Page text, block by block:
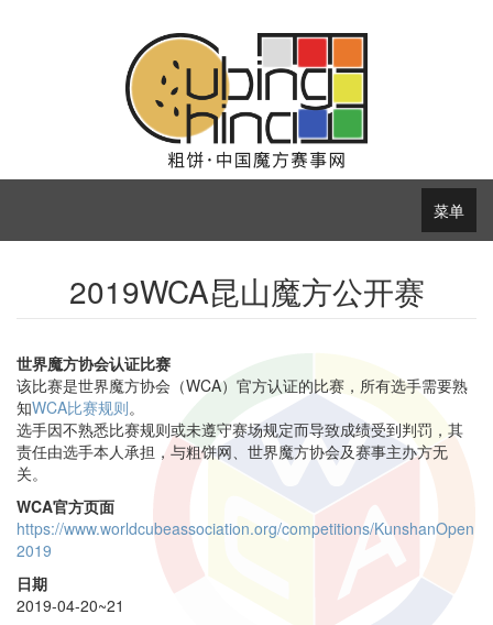
菜单
2019WCA昆山魔方公开赛
世界魔方协会认证比赛
该比赛是世界魔方协会（WCA）官方认证的比赛，所有选手需要熟
知WCA比赛规则。
选手因不熟悉比赛规则或未遵守赛场规定而导致成绩受到判罚，其
责任由选手本人承担，与粗饼网、世界魔方协会及赛事主办方无
关。
WCA官方页面
https://www.worldcubeassociation.org/competitions/KunshanOpen
2019
日期
2019-04-20~21